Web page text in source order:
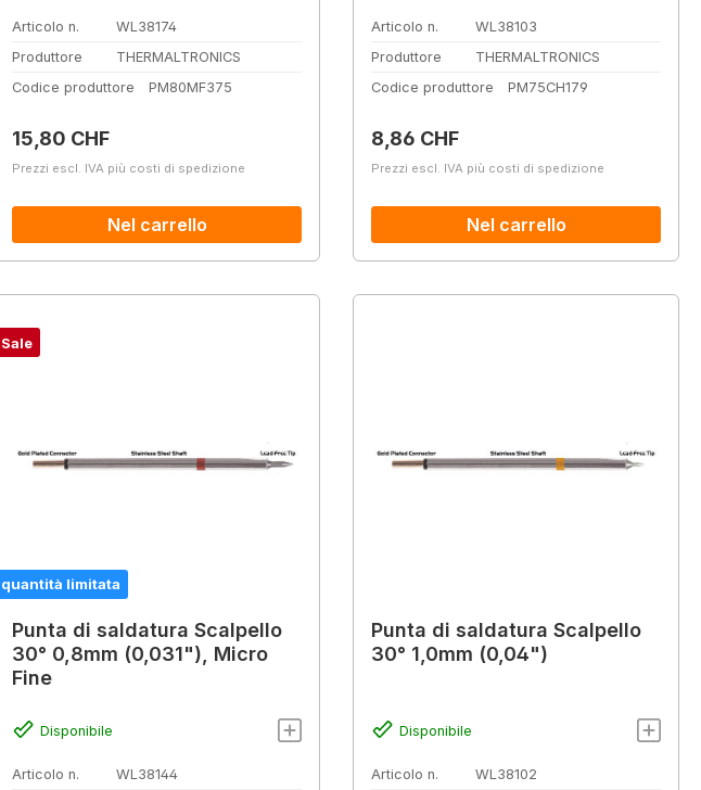
Articolo n.
WL38174
Produttore
THERMALTRONICS
Codice produttore
PM80MF375
Prezzo normale:
15,80 CHF
Prezzi escl. IVA più costi di spedizione
Nel carrello
Articolo n.
WL38103
Produttore
THERMALTRONICS
Codice produttore
PM75CH179
Prezzo normale:
8,86 CHF
Prezzi escl. IVA più costi di spedizione
Nel carrello
Sale
quantità limitata
Punta di saldatura Scalpello
30° 0,8mm (0,031"), Micro
Fine
Disponibile
Articolo n. WL38144
Punta di saldatura Scalpello
30° 1,0mm (0,04")
Disponibile
Articolo n. WL38102